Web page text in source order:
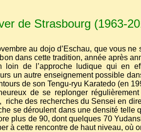
de Strasbourg (1963-
au dojo d’Eschau, que vous
dans cette tradition, année après
de l’approche ludique qui en
un autre enseignement possible
de son Tengu-ryu Karatedo (en
de se replonger
riche des recherches du Sensei en
se déroulent dans une densité telle
plus de 90, dont quelques 70
à cette rencontre de haut niveau, où